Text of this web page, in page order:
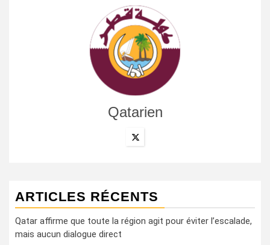
Qatarien
ARTICLES RÉCENTS
Qatar affirme que toute la région agit pour éviter l’escalade,
mais aucun dialogue direct